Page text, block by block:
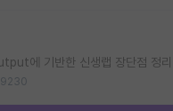
에 기반한 신생랩 장단점 정리